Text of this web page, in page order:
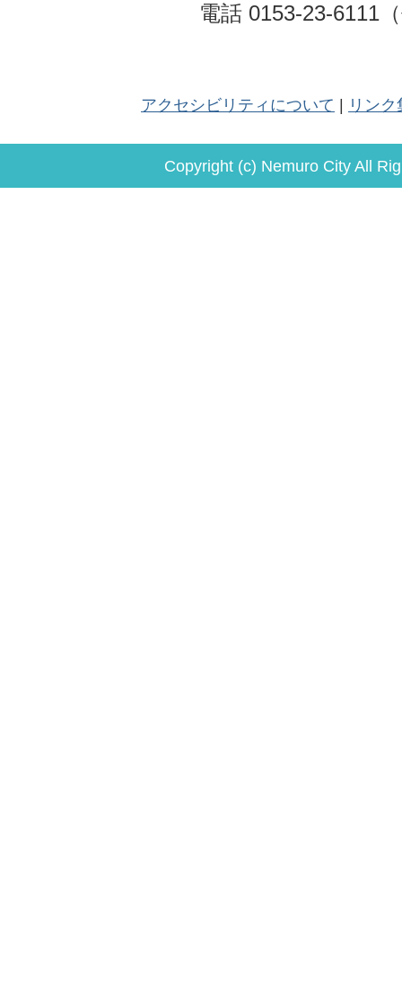
電話 0153-23-6111
アクセシビリティについて リンク
Copyright (c) Nemuro City All